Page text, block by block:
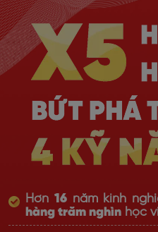
Hơn 16năm kinh
hàng trăm nghìn học